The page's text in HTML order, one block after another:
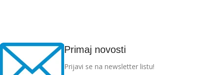
Primaj novosti
Prijavi se na newsletter listu!